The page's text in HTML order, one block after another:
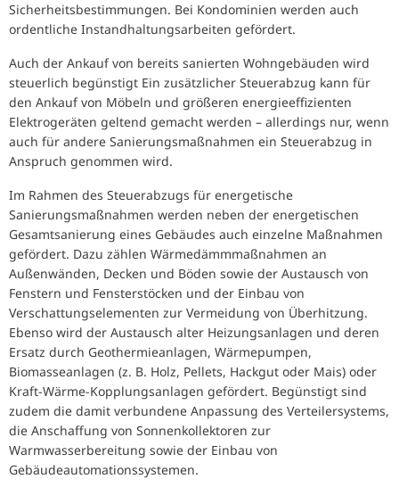
Sicherheitsbestimmungen. Bei Kondominien werden auch
ordentliche Instandhaltungsarbeiten gefördert.
Auch der Ankauf von bereits sanierten Wohngebäuden wird
steuerlich begünstigt Ein zusätzlicher Steuerabzug kann für
den Ankauf von Möbeln und größeren energieeffizienten
Elektrogeräten geltend gemacht werden – allerdings nur, wenn
auch für andere Sanierungsmaßnahmen ein Steuerabzug in
Anspruch genommen wird.
Im Rahmen des Steuerabzugs für energetische
Sanierungsmaßnahmen werden neben der energetischen
Gesamtsanierung eines Gebäudes auch einzelne Maßnahmen
gefördert. Dazu zählen Wärmedämmmaßnahmen an
Außenwänden, Decken und Böden sowie der Austausch von
Fenstern und Fensterstöcken und der Einbau von
Verschattungselementen zur Vermeidung von Überhitzung.
Ebenso wird der Austausch alter Heizungsanlagen und deren
Ersatz durch Geothermieanlagen, Wärmepumpen,
Biomasseanlagen (z. B. Holz, Pellets, Hackgut oder Mais) oder
Kraft-Wärme-Kopplungsanlagen gefördert. Begünstigt sind
zudem die damit verbundene Anpassung des Verteilersystems,
die Anschaffung von Sonnenkollektoren zur
Warmwasserbereitung sowie der Einbau von
Gebäudeautomationssystemen.